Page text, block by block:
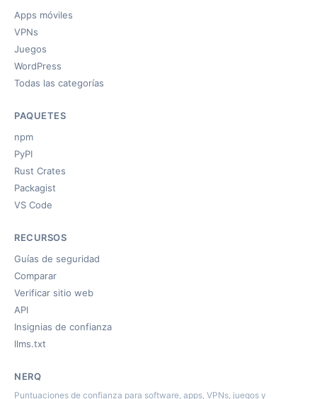
Apps móviles
VPNs
Juegos
WordPress
Todas las categorías
PAQUETES
npm
PyPI
Rust Crates
Packagist
VS Code
RECURSOS
Guías de seguridad
Comparar
Verificar sitio web
API
Insignias de confianza
llms.txt
NERQ
Puntuaciones de confianza para software, apps, VPNs, juegos y